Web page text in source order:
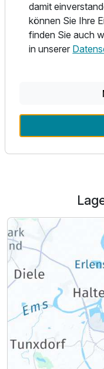
Ausstattung
Zusatznächte
Einzelzimmer
1 Erwachsenen und 1 Kind
Genießen Sie
Restaurant
Sommerabend in
faszinierende
Alle Infos zum
damit
können Sie Ihre
finden Sie auch
in unserer